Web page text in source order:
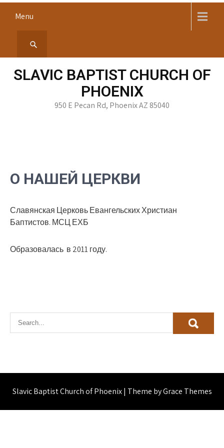
Menu
SLAVIC BAPTIST CHURCH OF
PHOENIX
950 E Pecan Rd, Phoenix AZ 85040
О НАШЕЙ ЦЕРКВИ
Славянская Церковь Евангельских Христиан
Баптистов. МСЦ ЕХБ
Образовалась в 2011 году.
Slavic Baptist Church of Phoenix | Theme by Grace Themes